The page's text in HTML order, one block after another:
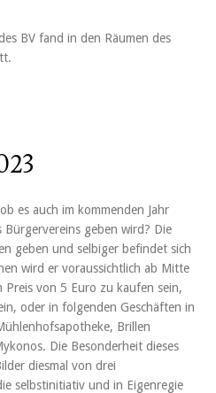
BV fand in den Räumen des
es auch im kommenden Jahr
geben wird? Die
geben und selbiger befindet sich
wird er voraussichtlich ab Mitte
von 5 Euro zu kaufen sein,
oder in folgenden Geschäften in
Brillen
Die Besonderheit dieses
diesmal von drei
selbstinitiativ und in Eigenregie